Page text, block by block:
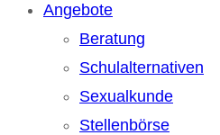
Angebote
Beratung
Schulalternativen
Sexualkunde
Stellenbörse